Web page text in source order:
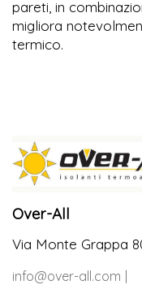
pareti, in
migliora
termico.
Over-All
Via Monte Grappa
info@over-all.com